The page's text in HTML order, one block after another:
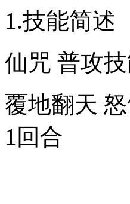
1.技能简述
仙咒 普攻
覆地翻天
1回合